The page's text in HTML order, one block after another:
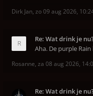
Dirk Jan, zo 09 aug 2026,
Re: Wat drink je
Aha. De purple
Rosanne, za 08 aug 2026,
Re: Wat drink je